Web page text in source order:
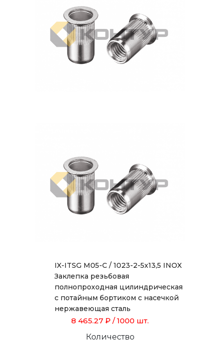
IX-ITSG M05-C / 1023-2-5x13,5 INOX
Заклепка резьбовая
полнопроходная цилиндрическая
с потайным бортиком с насечкой
нержавеющая сталь
8 465.27 ₽ / 1000 шт.
Количество